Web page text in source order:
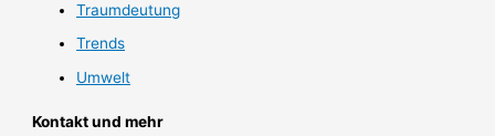
Traumdeutung
Trends
Umwelt
Kontakt und mehr